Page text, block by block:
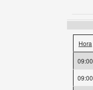
Hora
09:00
09:00